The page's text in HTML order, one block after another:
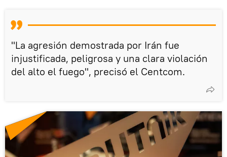
"La agresión demostrada por Irán fue
injustificada, peligrosa y una clara violación
del alto el fuego", precisó el Centcom.